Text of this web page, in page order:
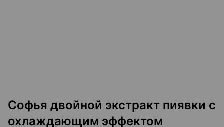
Софья двойной экстракт пиявки с
охлаждающим эффектом